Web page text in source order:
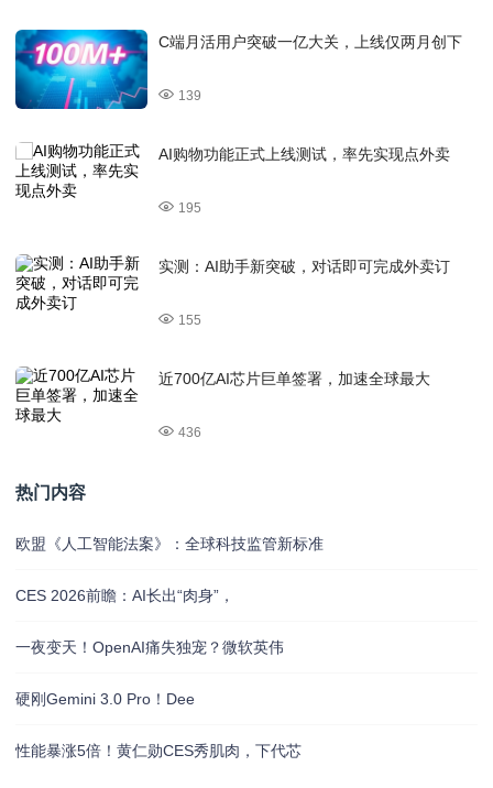
C端月活用户突破一亿大关，上线仅两月创下
139
AI购物功能正式上线测试，率先实现点外卖
195
实测：AI助手新突破，对话即可完成外卖订
155
近700亿AI芯片巨单签署，加速全球最大
436
热门内容
欧盟《人工智能法案》：全球科技监管新标准
CES 2026前瞻：AI长出“肉身”，
一夜变天！OpenAI痛失独宠？微软英伟
硬刚Gemini 3.0 Pro！Dee
性能暴涨5倍！黄仁勋CES秀肌肉，下代芯